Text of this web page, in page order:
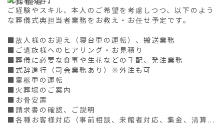
ご経験やスキル、本人のご希望を考慮しつつ、以下のよう
な葬儀式典担当者業務をお教え・お任せ予定です。
■故人様のお迎え（寝台車の運転）、搬送業務
■ご遺族様へのヒアリング・お見積り
■葬儀に必要な食事や生花などの手配、発注業務
■式辞進行（司会業務あり）※外注も可
■霊柩車の運転
■火葬場のご案内
■お骨安置
■請求書の確認、ご説明
■各種お客様対応（事前相談、来館者対応、集金、清算...